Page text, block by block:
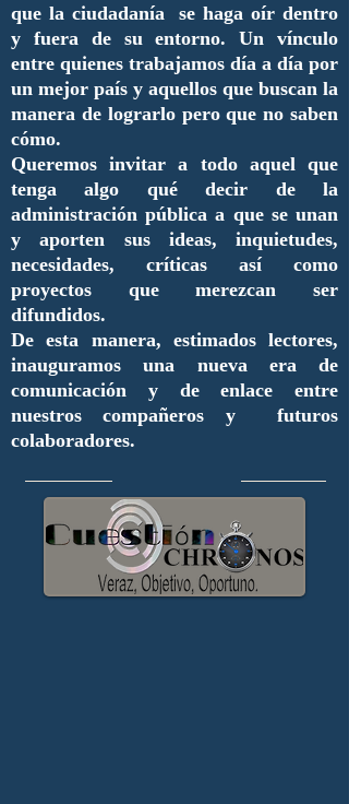
que la ciudadanía se haga oír dentro
y fuera de su entorno. Un vínculo
entre quienes trabajamos día a día por
un mejor país y aquellos que buscan la
manera de lograrlo pero que no saben
cómo.
Queremos invitar a todo aquel que
tenga algo qué decir de la
administración pública a que se unan
y aporten sus ideas, inquietudes,
necesidades, críticas así como
proyectos que merezcan ser
difundidos.
De esta manera, estimados lectores,
inauguramos una nueva era de
comunicación y de enlace entre
nuestros compañeros y futuros
colaboradores.